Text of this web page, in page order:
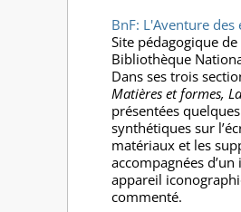
BnF: L'Aventure des
Site pédagogique de
Bibliothèque
Dans ses trois
Matières et formes,
présentées
synthétiques sur
matériaux et les
accompagnées
appareil
commenté.